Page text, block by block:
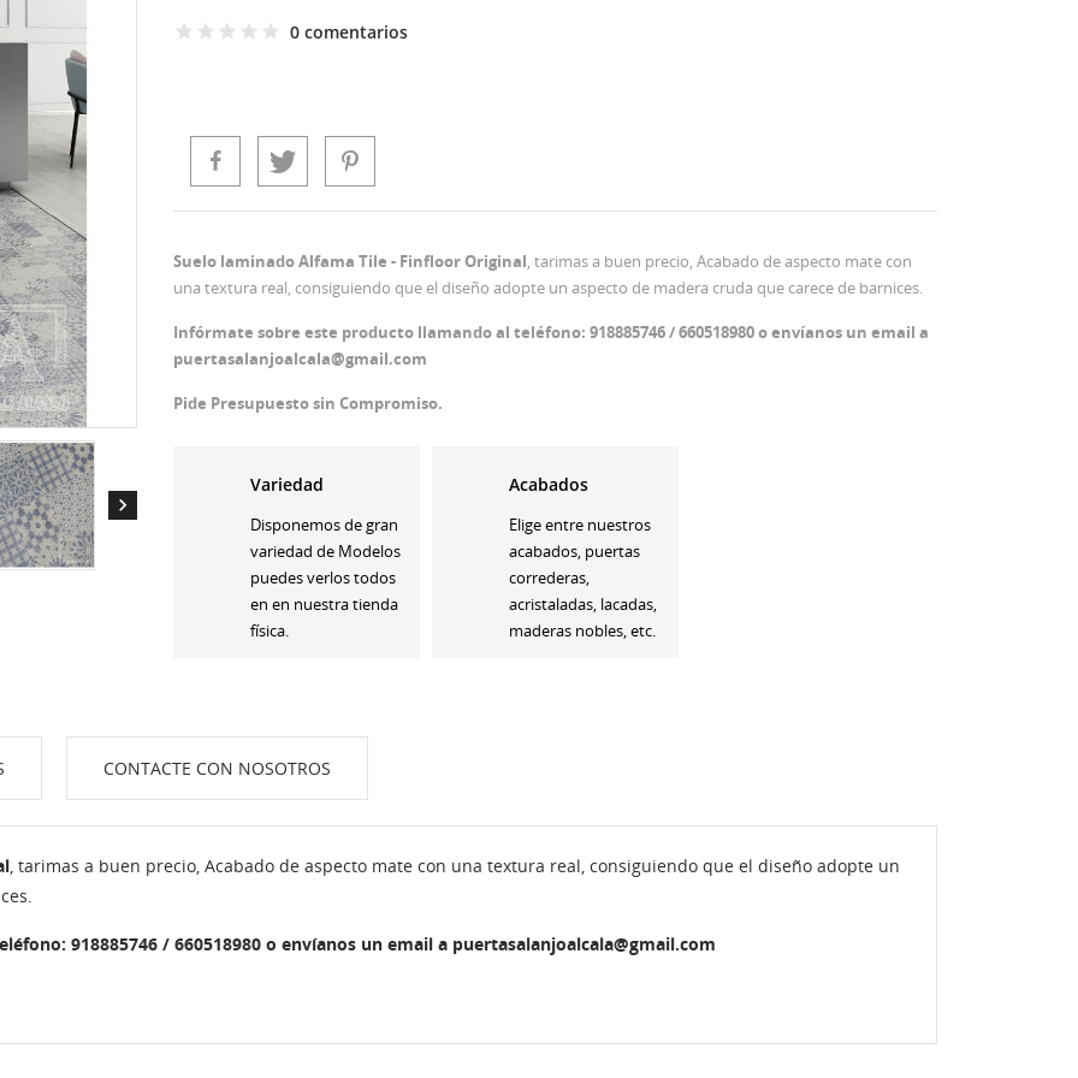

0 comentarios
Suelo laminado Alfama Tile - Finfloor Original, tarimas a buen precio, Acabado de aspecto mate con
una textura real, consiguiendo que el diseño adopte un aspecto de madera cruda que carece de barnices.
Infórmate sobre este producto llamando al teléfono: 918885746 / 660518980 o envíanos un email a
puertasalanjoalcala@gmail.com
Pide Presupuesto sin Compromiso.
Variedad
Disponemos de gran
variedad de Modelos
puedes verlos todos
en en nuestra tienda
física.
Acabados
Elige entre nuestros
acabados, puertas
correderas,
acristaladas, lacadas,
maderas nobles, etc.
CONTACTE CON NOSOTROS
, tarimas a buen precio, Acabado de aspecto mate con una textura real, consiguiendo que el diseño adopte un
918885746 / 660518980 o envíanos un email a puertasalanjoalcala@gmail.com